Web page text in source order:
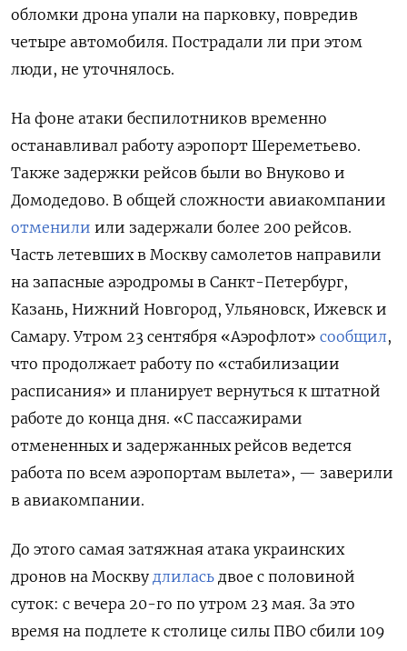
обломки дрона упали на парковку, повредив
четыре автомобиля. Пострадали ли при этом
люди, не уточнялось.
На фоне атаки беспилотников временно
останавливал работу аэропорт Шереметьево.
Также задержки рейсов были во Внуково и
Домодедово. В общей сложности авиакомпании
отменили или задержали более 200 рейсов.
Часть летевших в Москву самолетов направили
на запасные аэродромы в Санкт-Петербург,
Казань, Нижний Новгород, Ульяновск, Ижевск и
Самару. Утром 23 сентября «Аэрофлот» сообщил,
что продолжает работу по «стабилизации
расписания» и планирует вернуться к штатной
работе до конца дня. «С пассажирами
отмененных и задержанных рейсов ведется
работа по всем аэропортам вылета», — заверили
в авиакомпании.
До этого самая затяжная атака украинских
дронов на Москву длилась двое с половиной
суток: с вечера 20-го по утром 23 мая. За это
время на подлете к столице силы ПВО сбили 109